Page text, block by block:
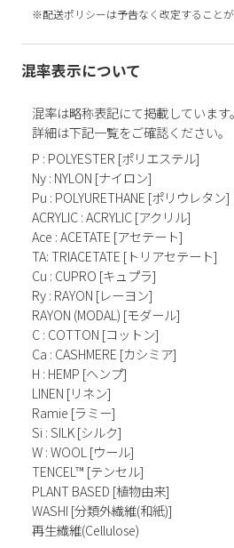
※配送ポリシーは予告なく改定することが
混率表示について
混率は略称表記にて掲載しています。
詳細は下記一覧をご確認ください。
P : POLYESTER [ポリエステル]
Ny : NYLON [ナイロン]
Pu : POLYURETHANE [ポリウレタン]
ACRYLIC : ACRYLIC [アクリル]
Ace : ACETATE [アセテート]
TA: TRIACETATE [トリアセテート]
Cu : CUPRO [キュプラ]
Ry : RAYON [レーヨン]
RAYON (MODAL) [モダール]
C : COTTON [コットン]
Ca : CASHMERE [カシミア]
H : HEMP [ヘンプ]
LINEN [リネン]
Ramie [ラミー]
Si : SILK [シルク]
W : WOOL [ウール]
TENCEL™ [テンセル]
PLANT BASED [植物由来]
WASHI [分類外繊維(和紙)]
再生繊維(Cellulose)